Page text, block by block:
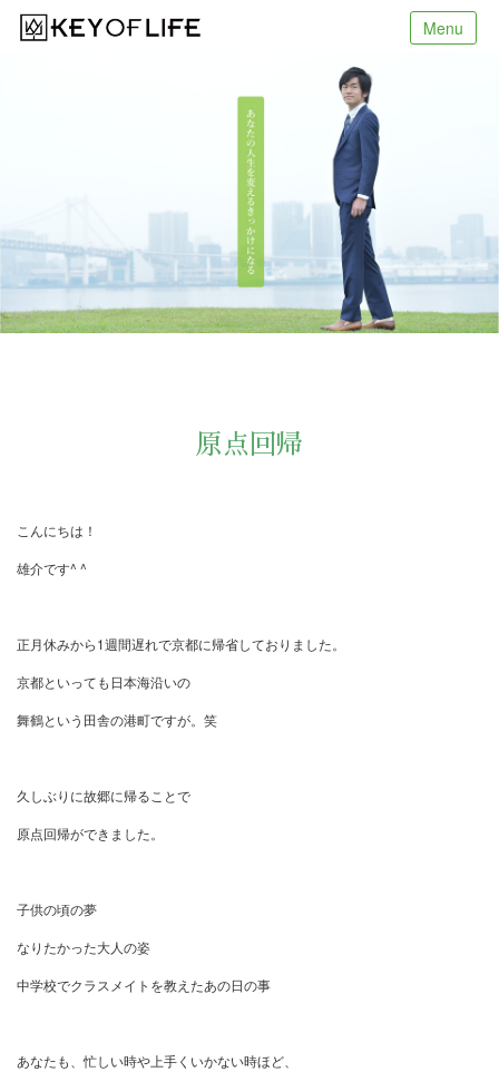
Menu
原点回帰
こんにちは！
雄介です^ ^
正月休みから1週間遅れで京都に帰省しておりました。
京都といっても日本海沿いの
舞鶴という田舎の港町ですが。笑
久しぶりに故郷に帰ることで
原点回帰ができました。
子供の頃の夢
なりたかった大人の姿
中学校でクラスメイトを教えたあの日の事
あなたも、忙しい時や上手くいかない時ほど、